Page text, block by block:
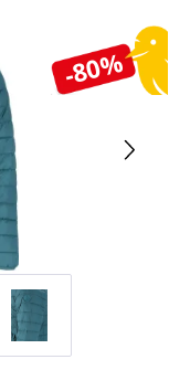
-80%